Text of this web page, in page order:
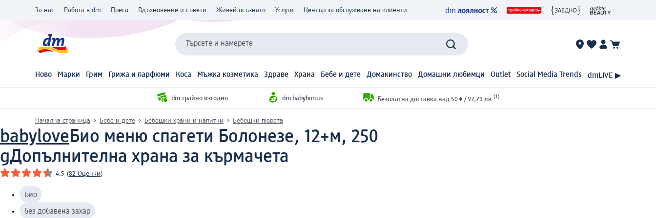
За нас Работа в dm Преса Вдъхновение и съвети Живей осъзнато Услуги Център за обслужване на клиенти
Търсете и намерете
Ново Марки Грим Грижа и парфюми Коса Мъжка козметика Здраве Храна Бебе и дете Домакинство Домашни любимци Outlet Social Media Trends dmLIVE ▶
dm трайно изгодно dm babybonus Безплатна доставка над 50 € / 97,79 лв. (1)
Начална страница Бебе и дете Бебешки храни и напитки Бебешки пюрета
babyloveБио меню спагети Болонезе, 12+м, 250
gДопълнителна храна за кърмачета
4.5 (82 Оценки)
Био
без добавена захар